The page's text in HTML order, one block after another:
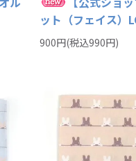
ット（フェイス）
900円(税込990円)